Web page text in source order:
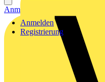
Anmelden
Registrierung
Anmelden